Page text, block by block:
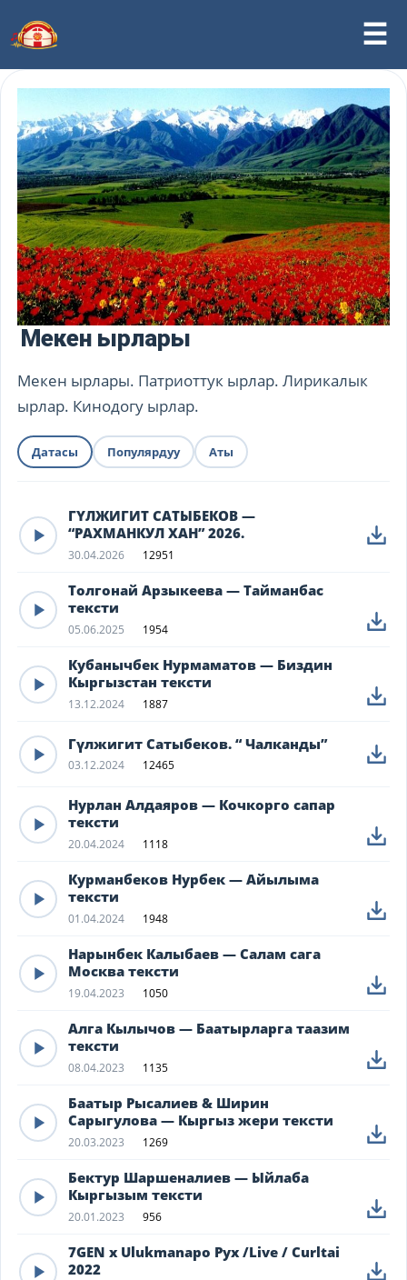
Мекен ырлары
Мекен ырлары. Патриоттук ырлар. Лирикалык
ырлар. Кинодогу ырлар.
Датасы Популярдуу Аты
ГҮЛЖИГИТ САТЫБЕКОВ —
“РАХМАНКУЛ ХАН” 2026.
30.04.2026 12951
Толгонай Арзыкеева — Тайманбас
тексти
05.06.2025 1954
Кубанычбек Нурмаматов — Биздин
Кыргызстан тексти
13.12.2024 1887
Гүлжигит Сатыбеков. “ Чалканды”
03.12.2024 12465
Нурлан Алдаяров — Кочкорго сапар
тексти
20.04.2024 1118
Курманбеков Нурбек — Айылыма
тексти
01.04.2024 1948
Нарынбек Калыбаев — Салам сага
Москва тексти
19.04.2023 1050
Алга Кылычов — Баатырларга таазим
тексти
08.04.2023 1135
Баатыр Рысалиев & Ширин
Сарыгулова — Кыргыз жери тексти
20.03.2023 1269
Бектур Шаршеналиев — Ыйлаба
Кыргызым тексти
20.01.2023 956
7GEN x Ulukmanapo Рух /Live / Curltai
2022